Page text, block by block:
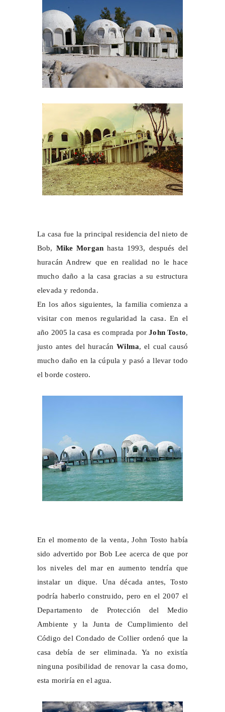
La casa fue la principal residencia del nieto de
Bob, Mike Morganhasta 1993, después del
huracán Andrew que en realidad no le hace
mucho daño a la casa gracias a su estructura
elevada y redonda.
En los años siguientes, la familia comienza a
visitar con menos regularidad la casa. En el
año 2005 la casa es comprada por John Tosto,
justo antes del huracánWilma, el cual causó
mucho daño en la cúpula y pasó a llevar todo
el borde costero.
En el momento de la venta, John Tosto había
sido advertido por Bob Lee acerca de que por
los niveles del mar en aumento tendría que
instalar un dique. Una década antes, Tosto
podría haberlo construido, pero en el 2007 el
Departamento de Protección del Medio
Ambiente y la Junta de Cumplimiento del
Código del Condado de Collier ordenó que la
casa debía de ser eliminada. Ya no existía
ninguna posibilidad de renovar la casa domo,
esta moriría en el agua.